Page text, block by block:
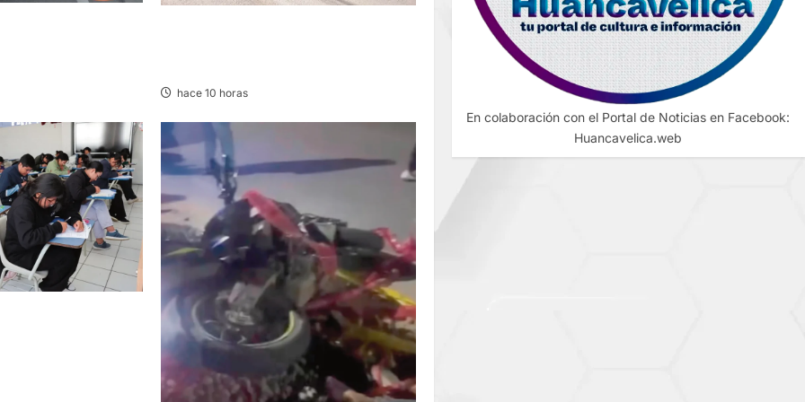
hace 10 horas
En colaboración con el Portal de Noticias en Facebook:
Huancavelica.web